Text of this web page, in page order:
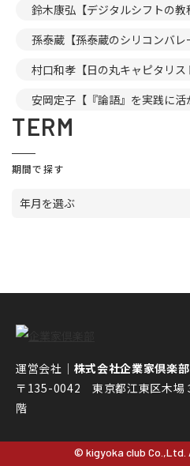
鈴木康弘【デジタルシフトの教
孫泰蔵【孫泰蔵のシリコンバレ
村口和孝【日の丸キャピタリス
安岡定子【『論語』を実践に活
TERM
期間で探す
年月を選ぶ
運営会社｜ 株式会社企業家倶楽部
〒135-0042 東京都江東区木場
階
© kigyoka club Co.,Ltd.